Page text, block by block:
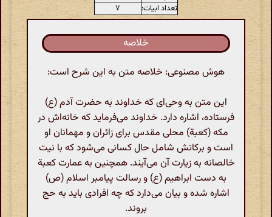
تعداد ابیات:
۷
خلاصه
هوش مصنوعی: خلاصه متن به این شرح است:
این متن به وحی‌ای که خداوند به حضرت آدم (ع)
فرستاده، اشاره دارد. خداوند می‌فرماید که خانه‌اش در
مکه (کعبة) محلی مقدس برای زائران و مهمانان او
است و برکاتش شامل حال کسانی می‌شود که با نیت
خالصانه به زیارت آن می‌آیند. همچنین به عمارت کعبة
به دست ابراهیم (ع) و رسالت پیامبر اسلام (ص)
اشاره شده و بیان می‌دارد که چه افرادی باید به حج
بروند.